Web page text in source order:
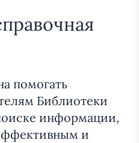
помогать
Библиотеки
информации,
и